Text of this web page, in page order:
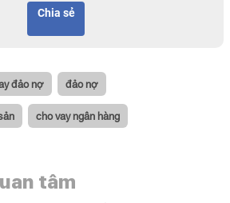
Chia sẻ
đảo nợ đảo nợ
cho vay ngân hàng
tâm